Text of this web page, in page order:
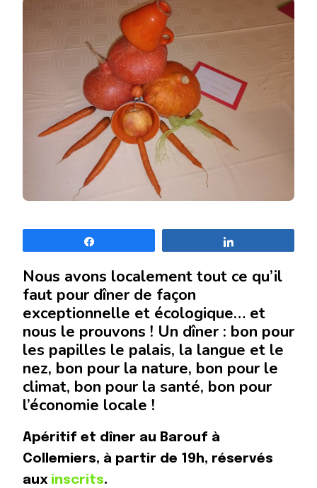
INVITATION
AU
DÎNER
ORANGE
DU
RUBAN
VERT
Nous avons localement tout ce qu’il
faut pour dîner de façon
exceptionnelle et écologique… et
nous le prouvons ! Un dîner : bon pour
les papilles le palais, la langue et le
nez, bon pour la nature, bon pour le
climat, bon pour la santé, bon pour
l’économie locale !
Apéritif et dîner au Barouf à
Collemiers, à partir de 19h, réservés
aux inscrits.